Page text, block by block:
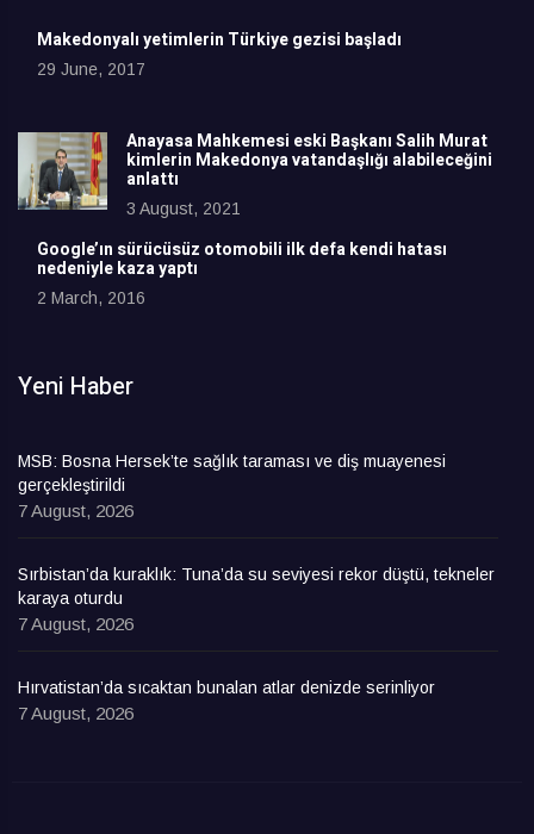
Makedonyalı yetimlerin Türkiye gezisi başladı
29 June, 2017
Anayasa Mahkemesi eski Başkanı Salih Murat
kimlerin Makedonya vatandaşlığı alabileceğini
anlattı
3 August, 2021
Google’ın sürücüsüz otomobili ilk defa kendi hatası
nedeniyle kaza yaptı
2 March, 2016
Yeni Haber
MSB: Bosna Hersek’te sağlık taraması ve diş muayenesi
gerçekleştirildi
7 August, 2026
Sırbistan’da kuraklık: Tuna’da su seviyesi rekor düştü, tekneler
karaya oturdu
7 August, 2026
Hırvatistan’da sıcaktan bunalan atlar denizde serinliyor
7 August, 2026